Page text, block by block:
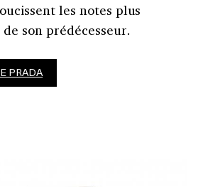
les notes plus
son prédécesseur.
PRADA